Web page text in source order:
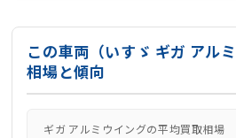
この車両（いすゞ ギガ アル
相場と傾向
ギガ アルミウイングの平均買取相場